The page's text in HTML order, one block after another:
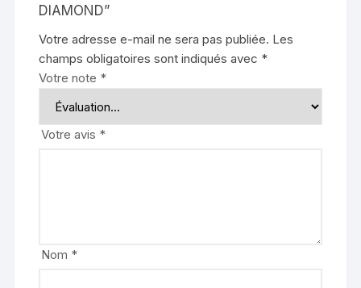
DIAMOND”
Votre adresse e-mail ne sera pas publiée. Les
champs obligatoires sont indiqués avec *
Votre note *
Votre avis *
Nom *